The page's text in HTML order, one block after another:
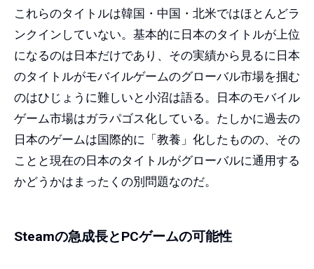
これらのタイトルは韓国・中国・北米ではほとんどラ
ンクインしていない。基本的に日本のタイトルが上位
になるのは日本だけであり、その実績から見るに日本
のタイトルがモバイルゲームのグローバル市場を掴む
のはひじょうに難しいと小沼は語る。日本のモバイル
ゲーム市場はガラパゴス化している。たしかに過去の
日本のゲームは国際的に「教養」化したものの、その
ことと現在の日本のタイトルがグローバルに通用する
かどうかはまったくの別問題なのだ。
Steamの急成長とPCゲームの可能性